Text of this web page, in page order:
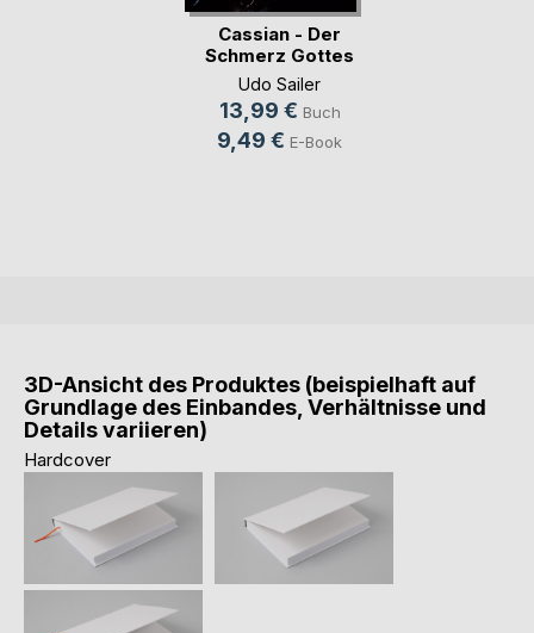
Cassian - Der
Schmerz Gottes
Udo Sailer
13,99 € Buch
9,49 € E-Book
3D-Ansicht des Produktes (beispielhaft auf
Grundlage des Einbandes, Verhältnisse und
Details variieren)
Hardcover